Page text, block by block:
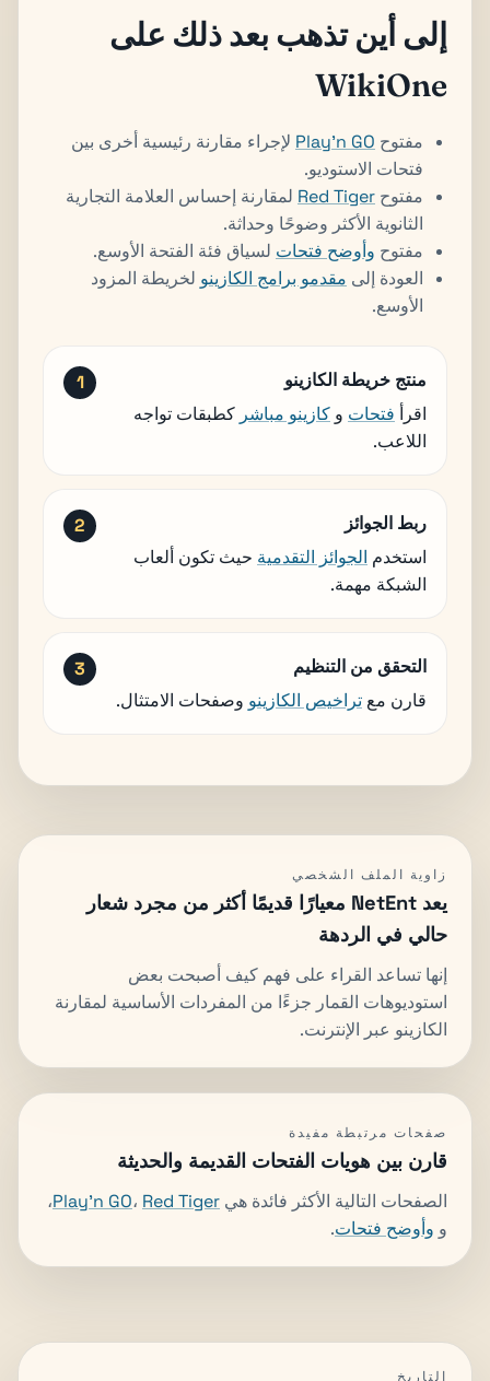
إلى أين تذهب بعد ذلك على
WikiOne
مفتوح Play'n GO لإجراء مقارنة رئيسية أخرى بين
فتحات الاستوديو.
مفتوح Red Tiger لمقارنة إحساس العلامة التجارية
الثانوية الأكثر وضوحًا وحداثة.
مفتوح وأوضح فتحات لسياق فئة الفتحة الأوسع.
العودة إلى مقدمو برامج الكازينو لخريطة المزود
الأوسع.
منتج خريطة الكازينو
اقرأ فتحات و كازينو مباشر كطبقات تواجه
اللاعب.
ربط الجوائز
استخدم الجوائز التقدمية حيث تكون ألعاب
الشبكة مهمة.
التحقق من التنظيم
قارن مع تراخيص الكازينو وصفحات الامتثال.
زاوية الملف الشخصي
يعد NetEnt معيارًا قديمًا أكثر من مجرد شعار
حالي في الردهة
إنها تساعد القراء على فهم كيف أصبحت بعض
استوديوهات القمار جزءًا من المفردات الأساسية لمقارنة
الكازينو عبر الإنترنت.
صفحات مرتبطة مفيدة
قارن بين هويات الفتحات القديمة والحديثة
الصفحات التالية الأكثر فائدة هي Play'n GO، Red Tiger
،
و وأوضح فتحات.
التاريخ